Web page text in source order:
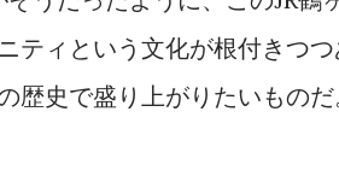
ティという文化が根付きつ
歴史で盛り上がりたいもの